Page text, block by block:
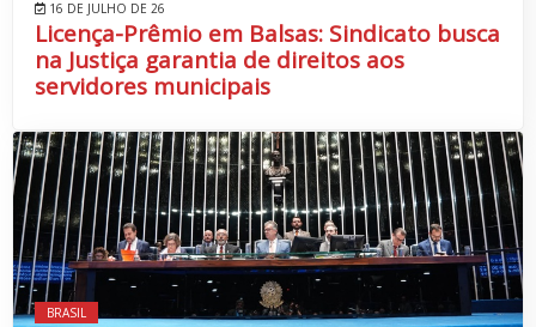
16 DE JULHO DE 26
Licença-Prêmio em Balsas: Sindicato busca
na Justiça garantia de direitos aos
servidores municipais
BRASIL